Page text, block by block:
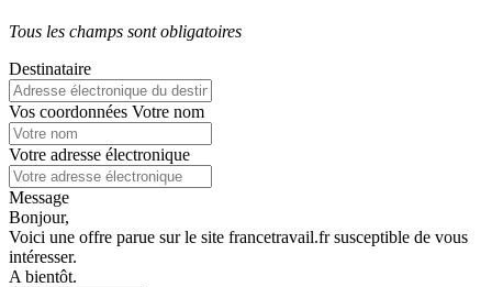
Tous les champs sont obligatoires
Destinataire
Vos coordonnées Votre nom
Votre adresse électronique
Message
Bonjour,
Voici une offre parue sur le site francetravail.fr susceptible de vous
intéresser.
A bientôt.